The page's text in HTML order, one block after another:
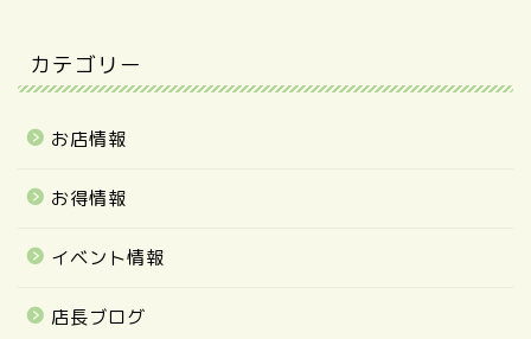
カテゴリー
お店情報
お得情報
イベント情報
店長ブログ